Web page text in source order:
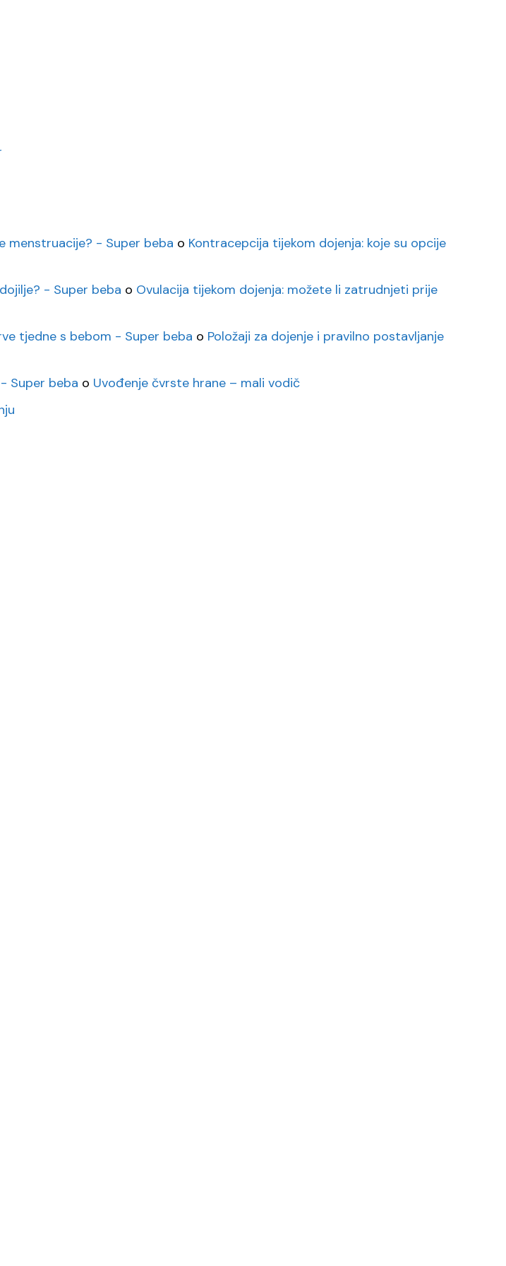
menstruacije? - Super beba o Kontracepcija tijekom dojenja: koje su opcije
- Super beba o Ovulacija tijekom dojenja: možete li zatrudnjeti prije
tjedne s bebom - Super beba o Položaji za dojenje i pravilno postavljanje
Super beba o Uvođenje čvrste hrane – mali vodič